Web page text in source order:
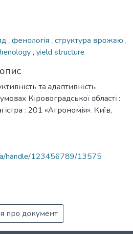
, фенологія , структура врожаю ,
, yield structure
та адаптивність
Кіровоградської області :
: 201 «Агрономія». Київ,
handle/123456789/13575
про документ